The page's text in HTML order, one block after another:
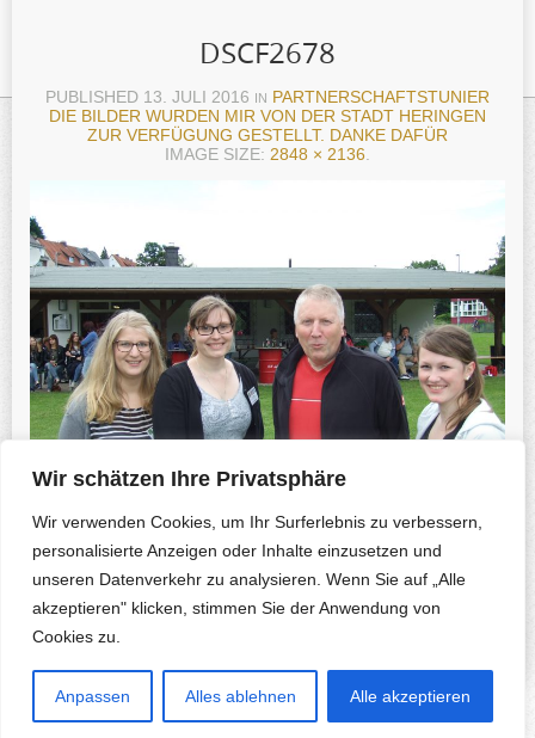
Wir schätzen Ihre Privatsphäre
Wir verwenden Cookies, um Ihr Surferlebnis zu verbessern,
personalisierte Anzeigen oder Inhalte einzusetzen und
unseren Datenverkehr zu analysieren. Wenn Sie auf „Alle
akzeptieren" klicken, stimmen Sie der Anwendung von
Cookies zu.
Anpassen Alles ablehnen Alle akzeptieren
DSCF2678
PUBLISHED 13. JULI 2016 IN PARTNERSCHAFTSTUNIER
DIE BILDER WURDEN MIR VON DER STADT HERINGEN
ZUR VERFÜGUNG GESTELLT. DANKE DAFÜR
IMAGE SIZE: 2848 × 2136.
Previous Photo Next Photo